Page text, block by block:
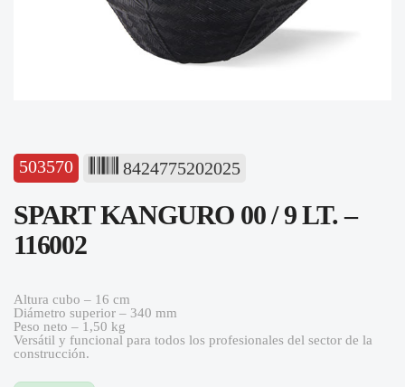
503570 8424775202025
SPART KANGURO 00 / 9 LT. –
116002
Altura cubo – 16 cm
Diámetro superior – 340 mm
Peso neto – 1,50 kg
Versátil y funcional para todos los profesionales del sector de la
construcción.